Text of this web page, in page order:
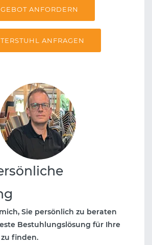
ANFORDERN
ANFRAGEN
Sie persönlich zu beraten
Bestuhlungslösung für Ihre
finden.